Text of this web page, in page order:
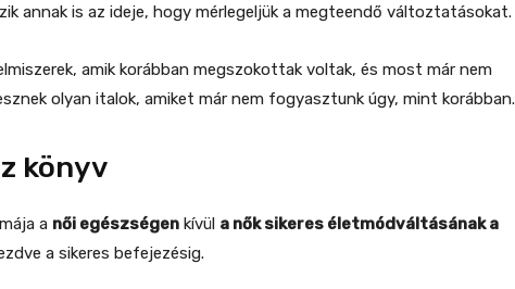
annak is az ideje, hogy mérlegeljük a megteendő változtatásokat.
amik korábban megszokottak voltak, és most már nem
olyan italok, amiket már nem fogyasztunk úgy, mint korábban.
könyv
a női egészségen kívül a nők sikeres életmódváltásának a
a sikeres befejezésig.